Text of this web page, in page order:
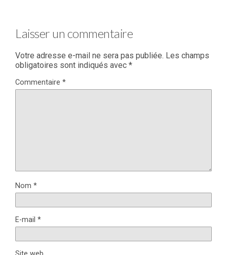
Laisser un commentaire
Votre adresse e-mail ne sera pas publiée. Les champs
obligatoires sont indiqués avec *
Commentaire *
Nom *
E-mail *